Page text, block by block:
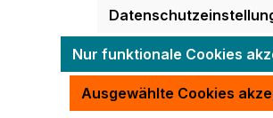
Alle Preise exkl. gesetzl.
Versandkostenund ggf.
nicht anders
Nur funktionale Cookies
Ausgewählte Cookies